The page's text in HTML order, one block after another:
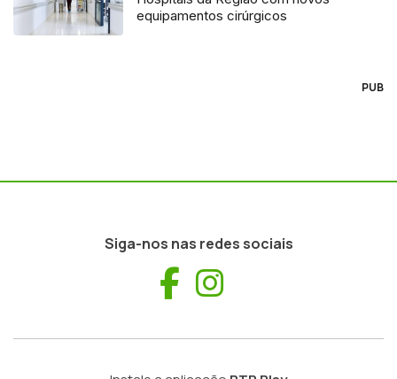
equipamentos cirúrgicos
PUB
Siga-nos nas redes sociais
Facebook